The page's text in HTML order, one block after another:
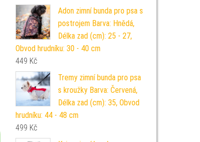
Adon zimní bunda pro psa s
postrojem Barva: Hnědá,
Délka zad (cm): 25 - 27,
Obvod hrudníku: 30 - 40 cm
449 Kč
Tremy zimní bunda pro psa
s kroužky Barva: Červená,
Délka zad (cm): 35, Obvod
hrudníku: 44 - 48 cm
499 Kč